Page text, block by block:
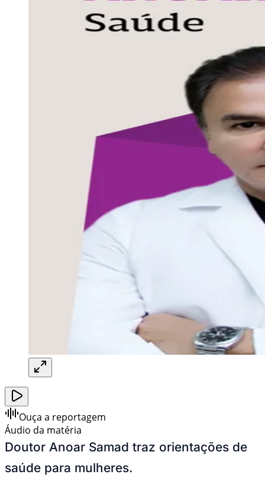
Ouça a reportagem
Áudio da matéria
Doutor Anoar Samad traz orientações de
saúde para mulheres.